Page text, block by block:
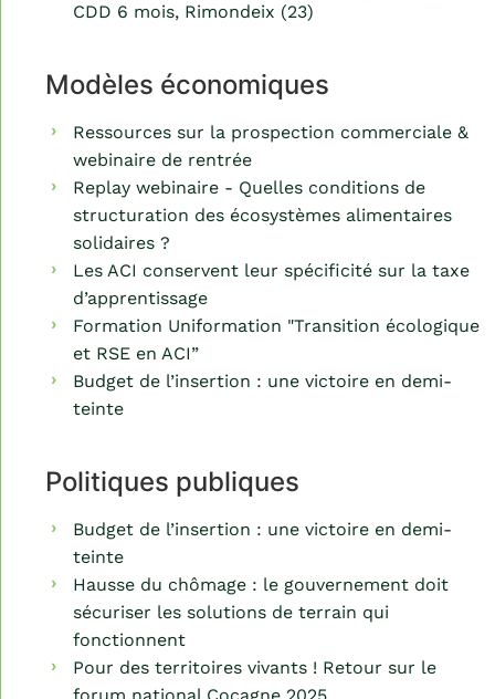
CDD 6 mois, Rimondeix (23)
Modèles économiques
Ressources sur la prospection commerciale &
webinaire de rentrée
Replay webinaire - Quelles conditions de
structuration des écosystèmes alimentaires
solidaires ?
Les ACI conservent leur spécificité sur la taxe
d’apprentissage
Formation Uniformation "Transition écologique
et RSE en ACI”
Budget de l’insertion : une victoire en demi-
teinte
Politiques publiques
Budget de l’insertion : une victoire en demi-
teinte
Hausse du chômage : le gouvernement doit
sécuriser les solutions de terrain qui
fonctionnent
Pour des territoires vivants ! Retour sur le